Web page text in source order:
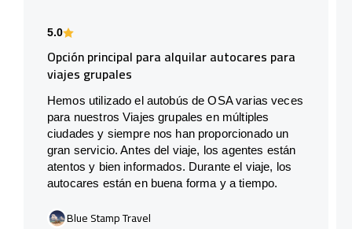
5.0
Opción principal para alquilar autocares para
viajes grupales
Hemos utilizado el autobús de OSA varias veces
para nuestros Viajes grupales en múltiples
ciudades y siempre nos han proporcionado un
gran servicio. Antes del viaje, los agentes están
atentos y bien informados. Durante el viaje, los
autocares están en buena forma y a tiempo.
Blue Stamp Travel